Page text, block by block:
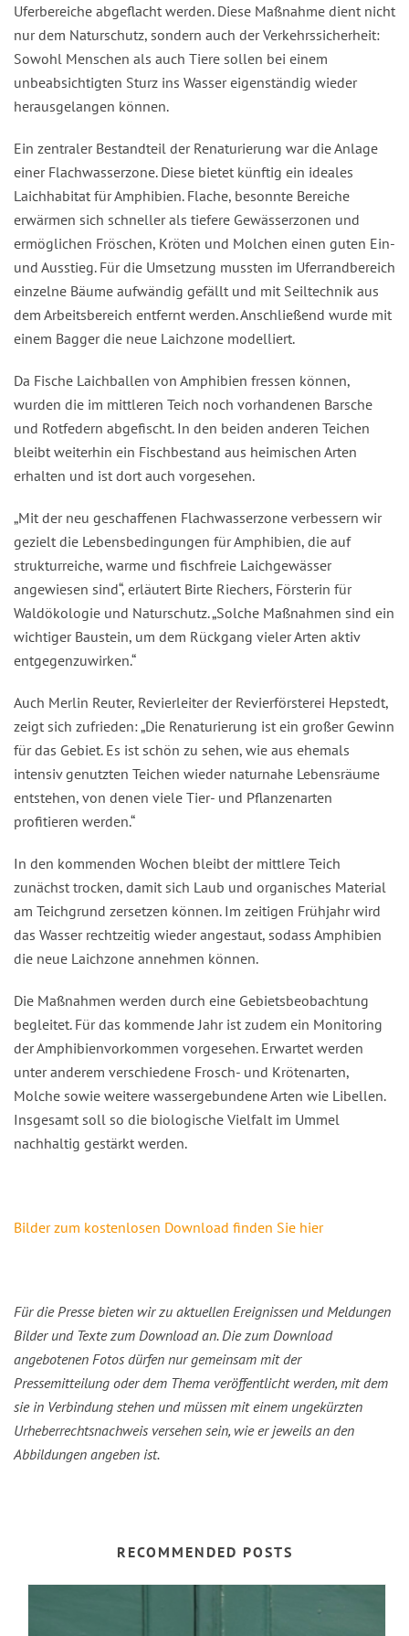
Uferbereiche abgeflacht werden. Diese Maßnahme dient nicht
nur dem Naturschutz, sondern auch der Verkehrssicherheit:
Sowohl Menschen als auch Tiere sollen bei einem
unbeabsichtigten Sturz ins Wasser eigenständig wieder
herausgelangen können.
Ein zentraler Bestandteil der Renaturierung war die Anlage
einer Flachwasserzone. Diese bietet künftig ein ideales
Laichhabitat für Amphibien. Flache, besonnte Bereiche
erwärmen sich schneller als tiefere Gewässerzonen und
ermöglichen Fröschen, Kröten und Molchen einen guten Ein-
und Ausstieg. Für die Umsetzung mussten im Uferrandbereich
einzelne Bäume aufwändig gefällt und mit Seiltechnik aus
dem Arbeitsbereich entfernt werden. Anschließend wurde mit
einem Bagger die neue Laichzone modelliert.
Da Fische Laichballen von Amphibien fressen können,
wurden die im mittleren Teich noch vorhandenen Barsche
und Rotfedern abgefischt. In den beiden anderen Teichen
bleibt weiterhin ein Fischbestand aus heimischen Arten
erhalten und ist dort auch vorgesehen.
„Mit der neu geschaffenen Flachwasserzone verbessern wir
gezielt die Lebensbedingungen für Amphibien, die auf
strukturreiche, warme und fischfreie Laichgewässer
angewiesen sind“, erläutert Birte Riechers, Försterin für
Waldökologie und Naturschutz. „Solche Maßnahmen sind ein
wichtiger Baustein, um dem Rückgang vieler Arten aktiv
entgegenzuwirken.“
Auch Merlin Reuter, Revierleiter der Revierförsterei Hepstedt,
zeigt sich zufrieden: „Die Renaturierung ist ein großer Gewinn
für das Gebiet. Es ist schön zu sehen, wie aus ehemals
intensiv genutzten Teichen wieder naturnahe Lebensräume
entstehen, von denen viele Tier- und Pflanzenarten
profitieren werden.“
In den kommenden Wochen bleibt der mittlere Teich
zunächst trocken, damit sich Laub und organisches Material
am Teichgrund zersetzen können. Im zeitigen Frühjahr wird
das Wasser rechtzeitig wieder angestaut, sodass Amphibien
die neue Laichzone annehmen können.
Die Maßnahmen werden durch eine Gebietsbeobachtung
begleitet. Für das kommende Jahr ist zudem ein Monitoring
der Amphibienvorkommen vorgesehen. Erwartet werden
unter anderem verschiedene Frosch- und Krötenarten,
Molche sowie weitere wassergebundene Arten wie Libellen.
Insgesamt soll so die biologische Vielfalt im Ummel
nachhaltig gestärkt werden.
Bilder zum kostenlosen Download finden Sie hier
Für die Presse bieten wir zu aktuellen Ereignissen und Meldungen
Bilder und Texte zum Download an. Die zum Download
angebotenen Fotos dürfen nur gemeinsam mit der
Pressemitteilung oder dem Thema veröffentlicht werden, mit dem
sie in Verbindung stehen und müssen mit einem ungekürzten
Urheberrechtsnachweis versehen sein, wie er jeweils an den
Abbildungen angeben ist.
RECOMMENDED POSTS